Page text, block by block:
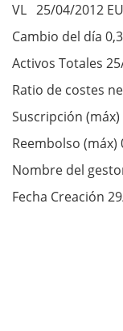
VL 25/04/2012
Cambio del día
Activos Totales
Ratio de costes
Suscripción (máx)
Reembolso (máx)
Nombre del
Fecha Creación